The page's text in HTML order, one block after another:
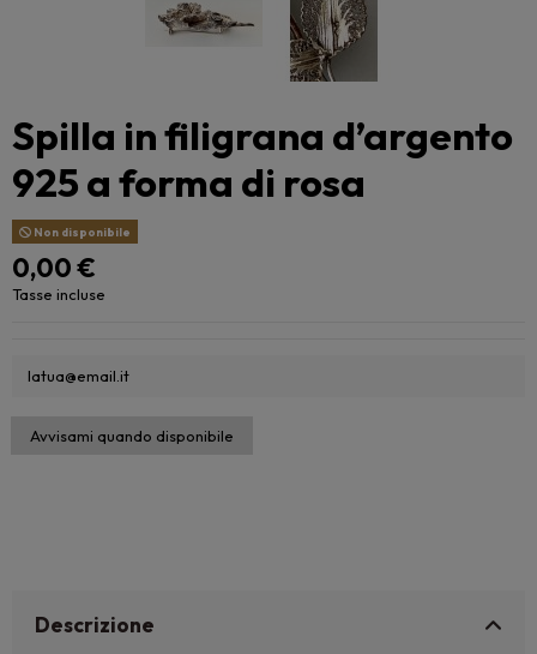
Spilla in filigrana d’argento
925 a forma di rosa
Non disponibile
0,00 €
Tasse incluse
Descrizione